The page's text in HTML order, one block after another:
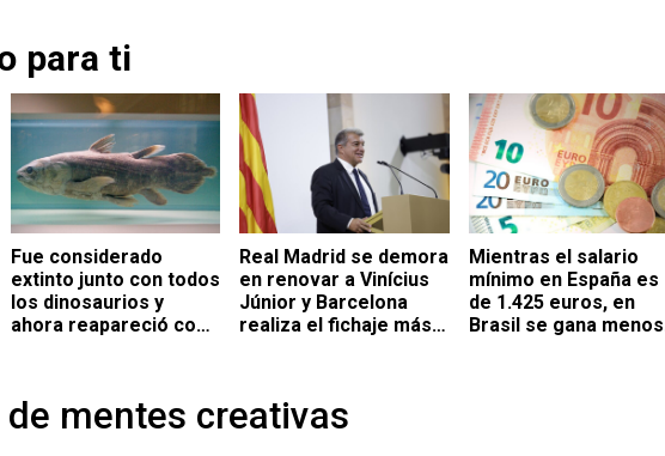
para ti
Fue considerado
extinto junto con todos
los dinosaurios y
ahora reapareció con
Real Madrid se demora
en renovar a Vinícius
Júnior y Barcelona
realiza el fichaje más
Mientras el salario
mínimo en España es
de 1.425 euros, en
Brasil se gana menos
mentes creativas